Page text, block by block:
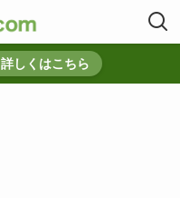
詳しくはこちら